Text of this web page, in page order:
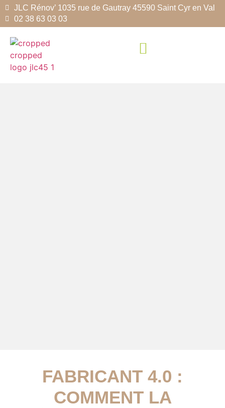
JLC Rénov’ 1035 rue de Gautray 45590 Saint Cyr en Val
02 38 63 03 03
FABRICANT 4.0 :
COMMENT LA